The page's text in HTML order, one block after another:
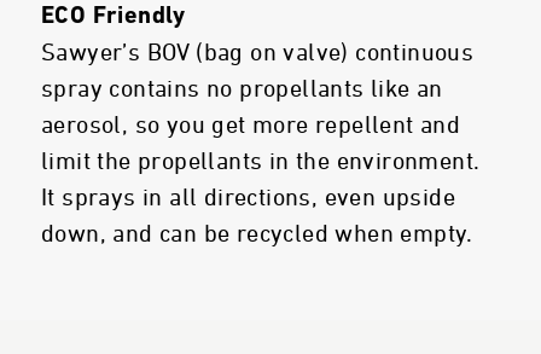
ECO Friendly
Sawyer’s BOV (bag on valve) continuous
spray contains no propellants like an
aerosol, so you get more repellent and
limit the propellants in the environment.
It sprays in all directions, even upside
down, and can be recycled when empty.